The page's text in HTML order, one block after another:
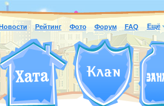
Рейтинг Фото Форум FAQ Ещё